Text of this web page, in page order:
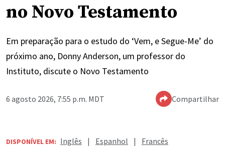
no Novo Testamento
Em preparação para o estudo do ‘Vem, e Segue-Me’ do
próximo ano, Donny Anderson, um professor do
Instituto, discute o Novo Testamento
6 agosto 2026, 7:55 p.m. MDT Compartilhar
DISPONÍVEL EM: Inglês | Espanhol | Francês